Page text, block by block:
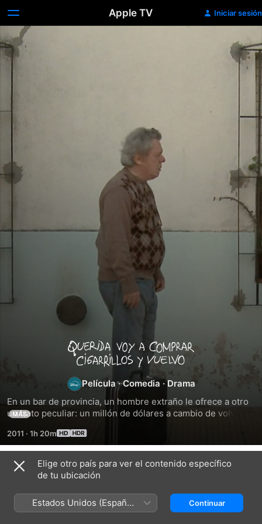
Apple TV Iniciar sesión
Querida
voy
a
comprar
cigarrillos
y
Película ·Comedia ·Drama
En un bar de provincia, un hombre extraño le ofrece a otro
un trato peculiar: un millón de dólares a cambio de volver a
Ernesto Zambrana, un pueblerino gris de 65 años, se
embarca sin medir las consecuencias en una experiencia
extraordinaria que cambiará su vida para siempre. Ernesto
volverá a vivir diferentes etapas de su vida tratando de
venir del futuro y poseer conocimientos de hechos que aún
no ocurrieron. El film plantea con crudeza y humor
MÁS
2011 · 1h 20m
Títulos relacionados
Es
un
jardín
de
Elige otro país para ver el contenido específico
de tu ubicación
Estados Unidos (Español
México)
Continuar